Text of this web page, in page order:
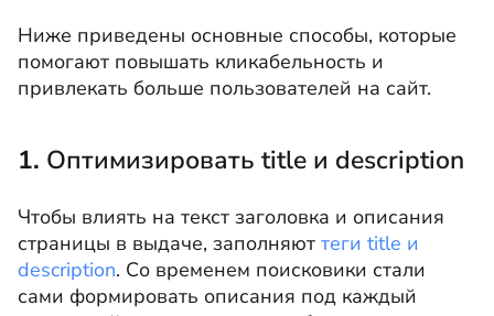
Ниже приведены основные способы, которые
помогают повышать кликабельность и
привлекать больше пользователей на сайт.
1. Оптимизировать title и description
Чтобы влиять на текст заголовка и описания
страницы в выдаче, заполняют теги title и
description. Со временем поисковики стали
сами формировать описания под каждый